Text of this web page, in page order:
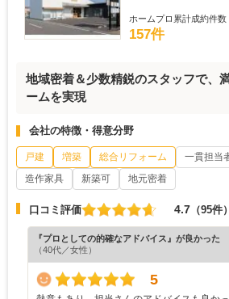
ホームプロ累計成約件数
157件
地域密着＆少数精鋭のスタッフで、
ームを実現
会社の特徴・得意分野
戸建 増築 総合リフォーム 一貫担当
造作家具
新築可 地元密着
口コミ評価 4.7 （95件）
『プロとしての的確なアドバイス』が良かった
（40代／女性）
5